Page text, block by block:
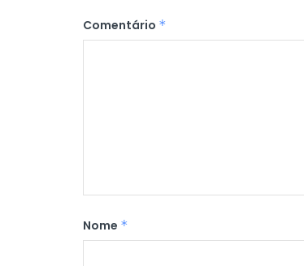
Comentário *
Nome *